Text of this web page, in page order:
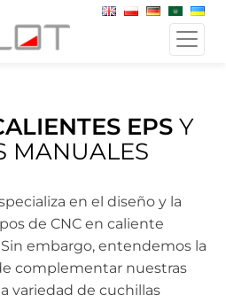
EPS Y
MANUALES
en el diseño y la
de CNC en caliente
embargo, entendemos la
complementar nuestras
variedad de cuchillas